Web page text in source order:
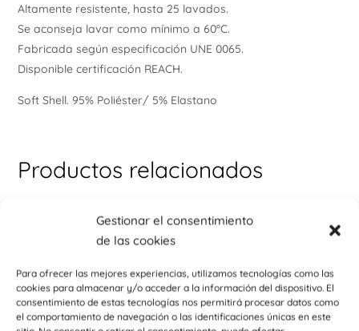
Gestionar el consentimiento
de las cookies
Para ofrecer las mejores experiencias, utilizamos tecnologías como las
cookies para almacenar y/o acceder a la información del dispositivo. El
consentimiento de estas tecnologías nos permitirá procesar datos como
el comportamiento de navegación o las identificaciones únicas en este
Altamente resistente, hasta 25 lavados.
Se aconseja lavar como mínimo a 60ºC.
Fabricada según especificación UNE 0065.
Disponible certificación REACH.
Soft Shell. 95% Poliéster/ 5% Elastano
Productos relacionados
AGOTADO